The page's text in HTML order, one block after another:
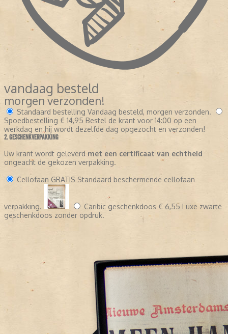
vandaag besteld
morgen verzonden!
Standaard bestelling Vandaag besteld, morgen verzonden.
Spoedbestelling € 14,95 Bestel de krant voor 14:00 op een
werkdag en hij wordt dezelfde dag opgezocht en verzonden!
2. GESCHENKVERPAKKING
Uw krant wordt geleverd met een certificaat van echtheid
ongeacht de gekozen verpakking.
Cellofaan GRATIS Standaard beschermende cellofaan
verpakking. Caribic geschenkdoos € 6,55 Luxe zwarte
geschenkdoos zonder opdruk.